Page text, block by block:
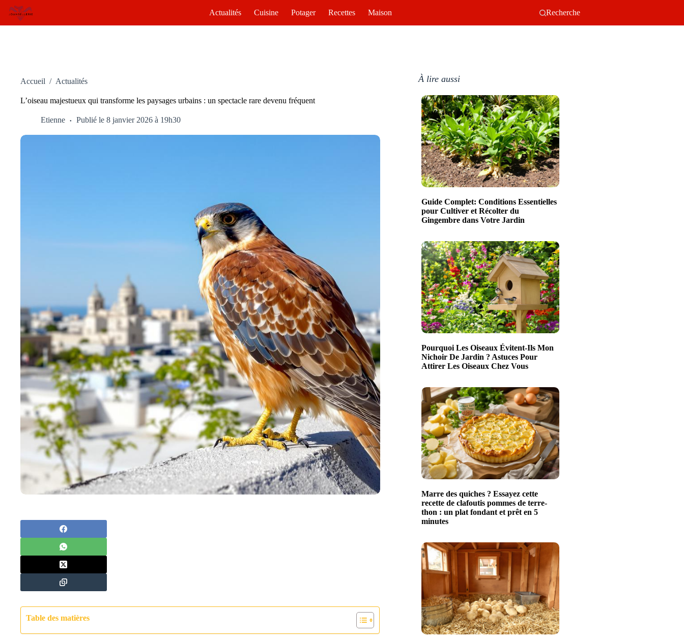
Passer
contenu
Actualités Cuisine Potager Recettes Maison Recherche
Accueil / Actualités
L’oiseau majestueux qui transforme les paysages urbains : un spectacle rare devenu fréquent
Etienne Publié le 8 janvier 2026 à 19h30
Table des matières
À lire aussi
Guide Complet: Conditions Essentielles
pour Cultiver et Récolter du
Gingembre dans Votre Jardin
Pourquoi Les Oiseaux Évitent-Ils Mon
Nichoir De Jardin ? Astuces Pour
Attirer Les Oiseaux Chez Vous
Marre des quiches ? Essayez cette
recette de clafoutis pommes de terre-
thon : un plat fondant et prêt en 5
minutes